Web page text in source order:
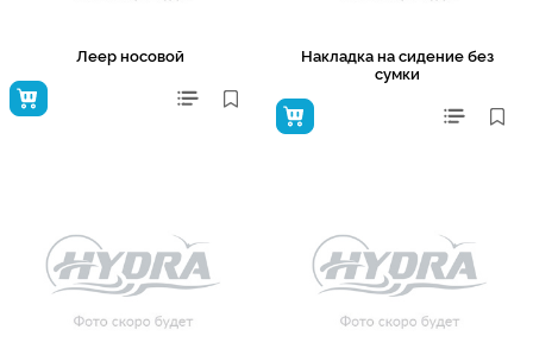
Леер носовой
Накладка на сидение без
сумки